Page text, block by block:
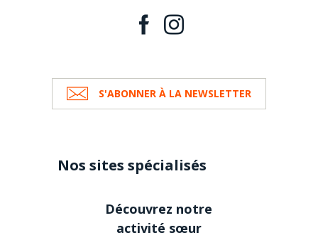
S'ABONNER À LA NEWSLETTER
Nos sites spécialisés
Découvrez notre
activité sœur